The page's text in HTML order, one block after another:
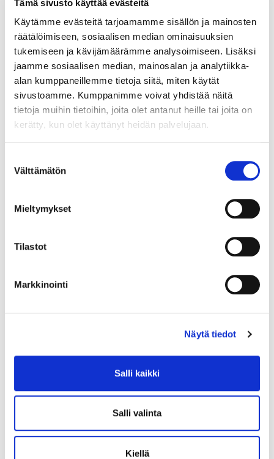
Tämä sivusto käyttää evästeitä
Käytämme evästeitä tarjoamamme sisällön ja mainosten
räätälöimiseen, sosiaalisen median ominaisuuksien
tukemiseen ja kävijämäärämme analysoimiseen. Lisäksi
jaamme sosiaalisen median, mainosalan ja analytiikka-
alan kumppaneillemme tietoja siitä, miten käytät
sivustoamme. Kumppanimme voivat yhdistää näitä
tietoja muihin tietoihin, joita olet antanut heille tai joita on
kerätty, kun olet käyttänyt heidän palvelujaan.
valinta
Välttämätön
Mieltymykset
Tilastot
Markkinointi
Näytä tiedot
Salli kaikki
Salli valinta
Kiellä
Kultarannekello Omega Constellation, automaatti chronometer,
naarmuja, 750br, Paino: 71,2 g
Lähtöhinta :5 500 €
Vuosaaren Pantti
17.8.2026 19:14:30
Kivikorvakorut, desing Zhanna Katzman, korkeus 28mm, 925br,
Johtava huuto:-